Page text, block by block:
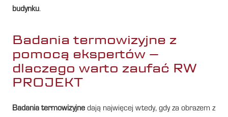
budynku.
Badania termowizyjne z
pomocą ekspertów –
dlaczego warto zaufać RW
PROJEKT
Badania termowizyjne dają najwięcej wtedy, gdy za obrazem z